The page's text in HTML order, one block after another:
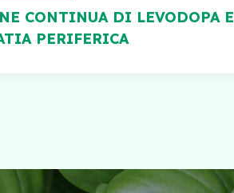
CONTINUA DI LEVODOPA E
PERIFERICA